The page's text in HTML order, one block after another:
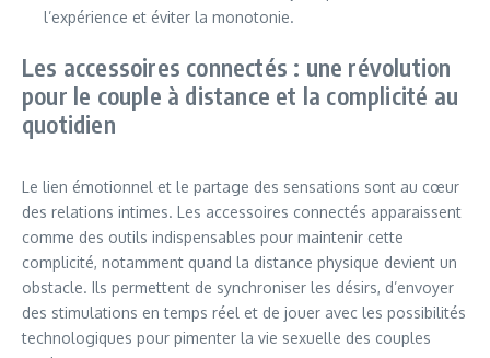
l’expérience et éviter la monotonie.
Les accessoires connectés : une révolution
pour le couple à distance et la complicité au
quotidien
Le lien émotionnel et le partage des sensations sont au cœur
des relations intimes. Les accessoires connectés apparaissent
comme des outils indispensables pour maintenir cette
complicité, notamment quand la distance physique devient un
obstacle. Ils permettent de synchroniser les désirs, d’envoyer
des stimulations en temps réel et de jouer avec les possibilités
technologiques pour pimenter la vie sexuelle des couples